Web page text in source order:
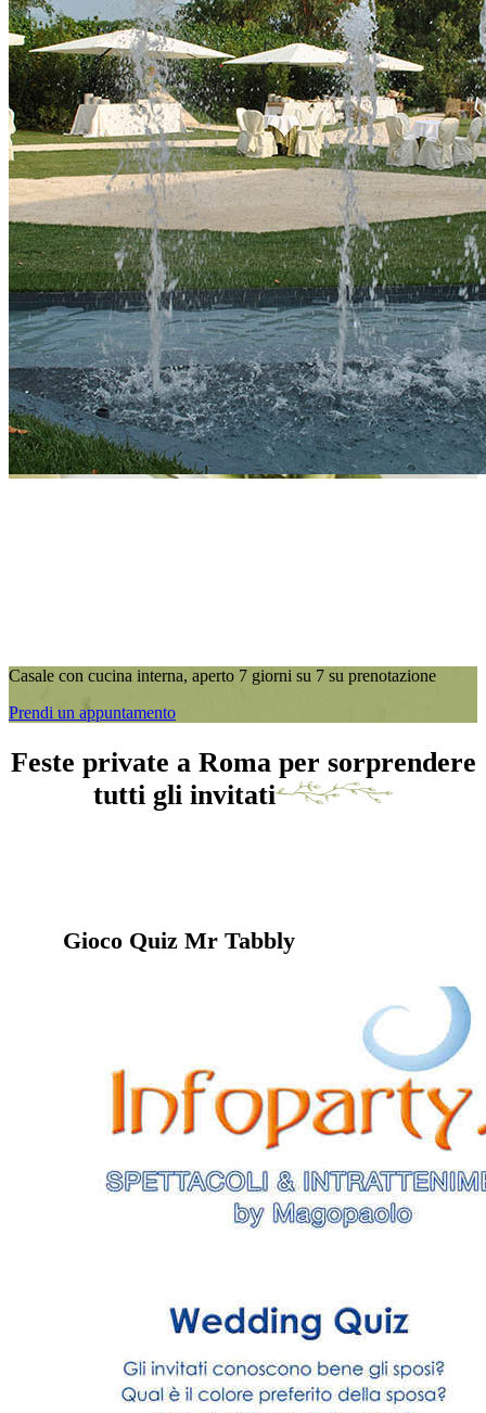
Casale con cucina interna, aperto 7 giorni su 7 su prenotazione
Prendi un appuntamento
Feste private a Roma per sorprendere
tutti gli invitati
Gioco Quiz Mr Tabbly